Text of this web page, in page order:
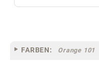
FARBEN: Orange 101